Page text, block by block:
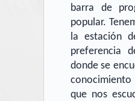
barra de
popular.
la estación
preferencia
donde se
conocimiento
que nos